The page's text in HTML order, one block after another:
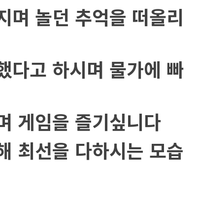
며 놀던 추억을 떠올리
다고 하시며 물가에 빠
게임을 즐기싶니다
최선을 다하시는 모습